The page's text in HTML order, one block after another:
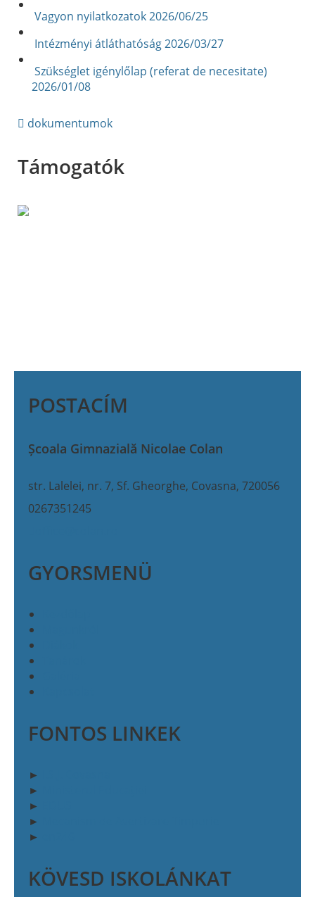
Vagyon nyilatkozatok2026/06/25
Intézményi átláthatóság2026/03/27
Szükséglet igénylőlap (referat de necesitate)
2026/01/08
dokumentumok
Támogatók
POSTACÍM
Școala Gimnazială Nicolae Colan
str. Lalelei, nr. 7, Sf. Gheorghe, Covasna, 720056
0267351245
GYORSMENÜ
FONTOS LINKEK
►
►
►
►
►
KÖVESD ISKOLÁNKAT